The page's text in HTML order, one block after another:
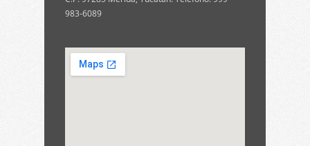
983-6089